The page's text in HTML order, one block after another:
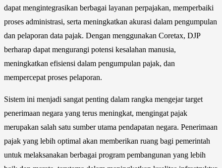
dapat mengintegrasikan berbagai layanan perpajakan, memperbaiki
proses administrasi, serta meningkatkan akurasi dalam pengumpulan
dan pelaporan data pajak. Dengan menggunakan Coretax, DJP
berharap dapat mengurangi potensi kesalahan manusia,
meningkatkan efisiensi dalam pengumpulan pajak, dan
mempercepat proses pelaporan.
Sistem ini menjadi sangat penting dalam rangka mengejar target
penerimaan negara yang terus meningkat, mengingat pajak
merupakan salah satu sumber utama pendapatan negara. Penerimaan
pajak yang lebih optimal akan memberikan ruang bagi pemerintah
untuk melaksanakan berbagai program pembangunan yang lebih